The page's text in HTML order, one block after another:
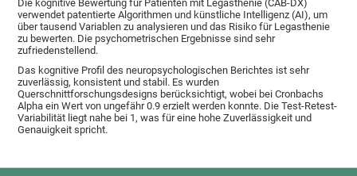
Die kognitive Bewertung für Patienten mit Legasthenie (CAB-DX)
verwendet patentierte Algorithmen und künstliche Intelligenz (AI), um
über tausend Variablen zu analysieren und das Risiko für Legasthenie
zu bewerten. Die psychometrischen Ergebnisse sind sehr
zufriedenstellend.
Das kognitive Profil des neuropsychologischen Berichtes ist sehr
zuverlässig, konsistent und stabil. Es wurden
Querschnittforschungsdesigns berücksichtigt, wobei bei Cronbachs
Alpha ein Wert von ungefähr 0.9 erzielt werden konnte. Die Test-Retest-
Variabilität liegt nahe bei 1, was für eine hohe Zuverlässigkeit und
Genauigkeit spricht.